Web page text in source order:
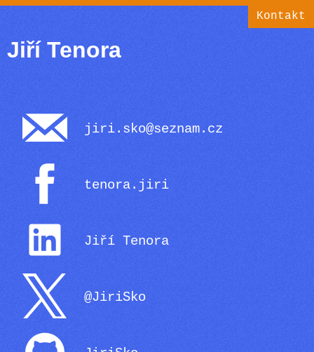
Kontakt
Jiří Tenora
jiri.sko@seznam.cz
tenora.jiri
Jiří Tenora
@JiriSko